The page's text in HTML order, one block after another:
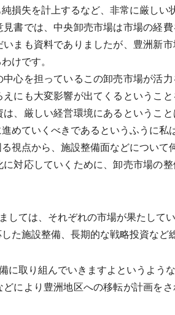
損失を計上するなど、非常に厳しい
書では、中央卸売市場は市場の経
まも資料でありましたが、豊洲新
けです。
心を担っているこの卸売市場が活
にも大変影響が出てくるというこ
、厳しい経営環境にあるというこ
めていくべきであるというふうに私
視点から、施設整備面などについて
対応していくために、卸売市場の
ては、それぞれの市場が果たして
た施設整備、長期的な戦略投資など
取り組んでいきますよというよう
により豊洲地区への移転が計画を